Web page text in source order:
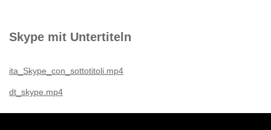
Skype mit Untertiteln
ita_Skype_con_sottotitoli.mp4
dt_skype.mp4